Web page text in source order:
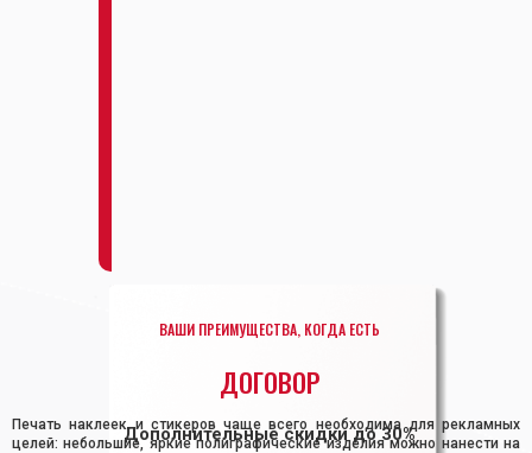
ВАШИ ПРЕИМУЩЕСТВА, КОГДА ЕСТЬ
ДОГОВОР
Дополнительные скидки до 30%
Печать наклеек и стикеров чаще всего необходима для рекламных
целей: небольшие, яркие полиграфические изделия можно нанести на